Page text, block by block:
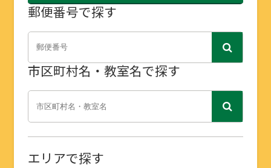
郵便番号で探す
市区町村名・教室名で探す
エリアで探す